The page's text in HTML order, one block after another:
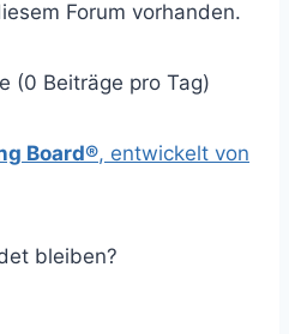
Forum vorhanden.
(0 Beiträge pro Tag)
Board®, entwickelt von
bleiben?